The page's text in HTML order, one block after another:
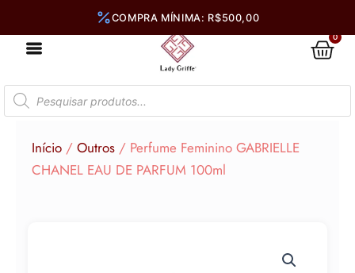
0
Pesquisar
produtos
Início / Outros / Perfume Feminino GABRIELLE
CHANEL EAU DE PARFUM 100ml